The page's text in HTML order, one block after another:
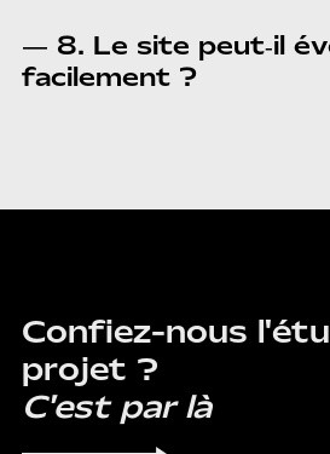
— 8. Le site peut‑il
facilement ?
Confiez-nous
projet ?
C'est par là